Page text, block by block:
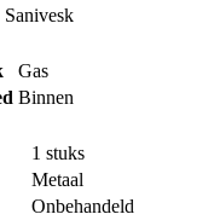
Sanivesk
Gas
Binnen
1 stuks
Metaal
Onbehandeld